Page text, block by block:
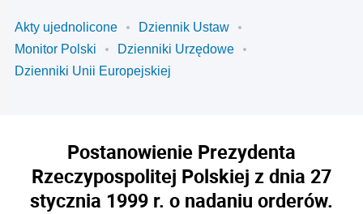
Akty ujednolicone
Dziennik Ustaw
Monitor Polski
Dzienniki Urzędowe
Dzienniki Unii Europejskiej
Postanowienie Prezydenta
Rzeczypospolitej Polskiej z dnia 27
stycznia 1999 r. o nadaniu orderów.